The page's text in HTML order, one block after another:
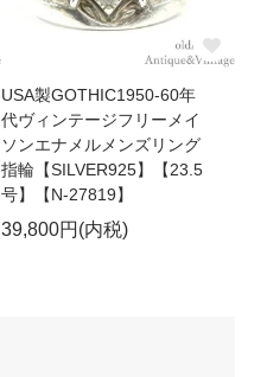
USA製GOTHIC1950-60年
代ヴィンテージフリーメイ
ソンエナメルメンズリング
指輪【SILVER925】【23.5
号】【N-27819】
39,800円(内税)